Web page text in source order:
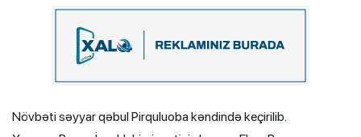
Növbəti səyyar qəbul Pirquluoba kəndində keçirilib.